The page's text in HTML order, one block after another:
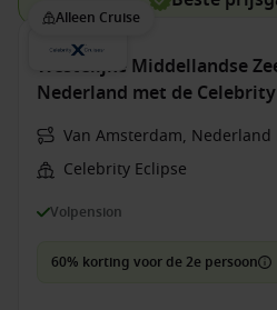
Alleen Cruise
Westelijke Middellandse
Nederland met de
Van Amsterdam, Nederland
Celebrity Eclipse
Volpension
60% korting voor de 2e persoon